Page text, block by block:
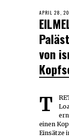
POSTED
ON
APRIL 28,
von
TRETE UNSERER TG GRUPPE BEI
einen
Einsätze